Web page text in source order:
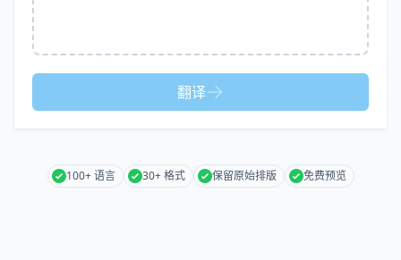
翻译
100+ 语言 30+ 格式 保留原始排版 免费预览